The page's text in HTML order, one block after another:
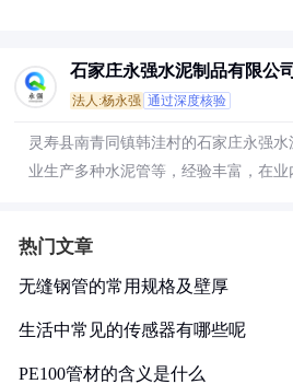
石家庄永强水泥制品有限公司
法人:杨永强 通过深度核验
灵寿县南青同镇韩洼村的石家庄永强
业生产多种水泥管等，经验丰富，在业
热门文章
无缝钢管的常用规格及壁厚
生活中常见的传感器有哪些呢
PE100管材的含义是什么